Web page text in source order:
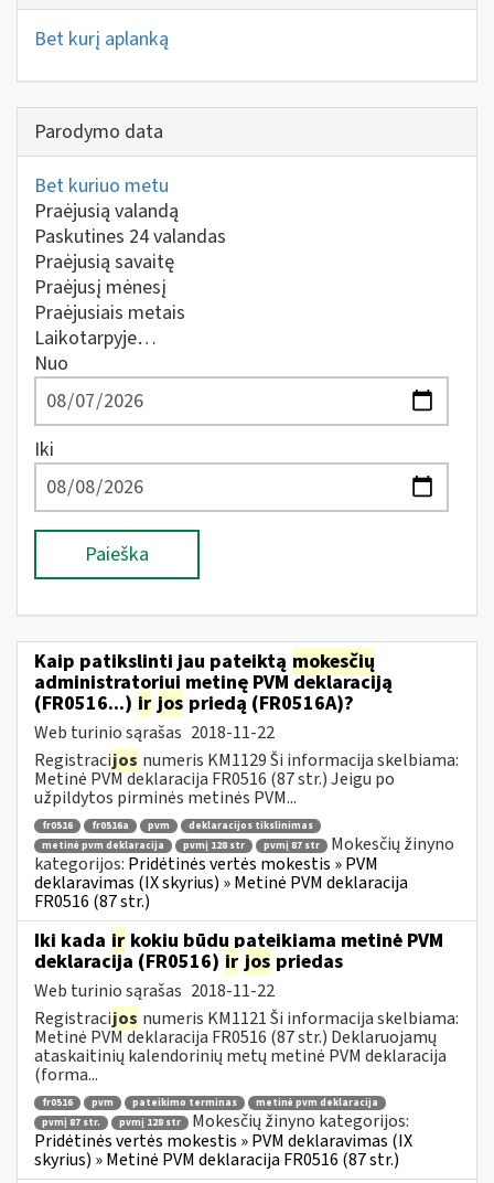
Bet kurį aplanką
Parodymo data
Bet kuriuo metu
Praėjusią valandą
Paskutines 24 valandas
Praėjusią savaitę
Praėjusį mėnesį
Praėjusiais metais
Laikotarpyje…
Nuo
Iki
Paieška
Kaip patikslinti jau pateiktą mokesčių
administratoriui metinę PVM deklaraciją
(FR0516...) ir jos priedą (FR0516A)?
Web turinio sąrašas 2018-11-22
Registracijos numeris KM1129 Ši informacija skelbiama:
Metinė PVM deklaracija FR0516 (87 str.) Jeigu po
užpildytos pirminės metinės PVM...
fr0516 fr0516a pvm
deklaracijos tikslinimas
metinė pvm deklaracija
pvmį 128 str pvmį 87 str
Mokesčių žinyno
kategorijos: Pridėtinės vertės mokestis » PVM
deklaravimas (IX skyrius) » Metinė PVM deklaracija
FR0516 (87 str.)
Iki kada ir kokiu būdu pateikiama metinė PVM
deklaracija (FR0516) ir jos priedas
Web turinio sąrašas 2018-11-22
Registracijos numeris KM1121 Ši informacija skelbiama:
Metinė PVM deklaracija FR0516 (87 str.) Deklaruojamų
ataskaitinių kalendorinių metų metinė PVM deklaracija
(forma...
fr0516 pvm pateikimo terminas
metinė pvm deklaracija
pvmį 87 str.
pvmį 128 str
Mokesčių žinyno kategorijos:
Pridėtinės vertės mokestis » PVM deklaravimas (IX
skyrius) » Metinė PVM deklaracija FR0516 (87 str.)